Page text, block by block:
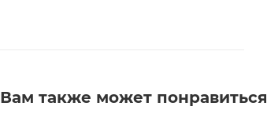
Вам также может понравиться